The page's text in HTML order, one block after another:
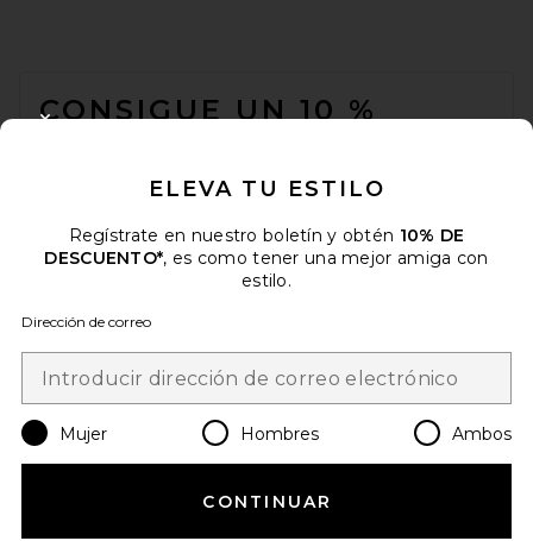
CONSIGUE UN 10 %
Cuando se suscribe a nuestro boletín enviando su correo
privacidad
Change Country Regions
es USD
ELEVA TU ESTILO
Regístrate en nuestro boletín y obtén 10% DE
DESCUENTO*, es como tener una mejor amiga con
estilo.
Dirección de correo
Mujer Hombres Ambos
CONTINUAR